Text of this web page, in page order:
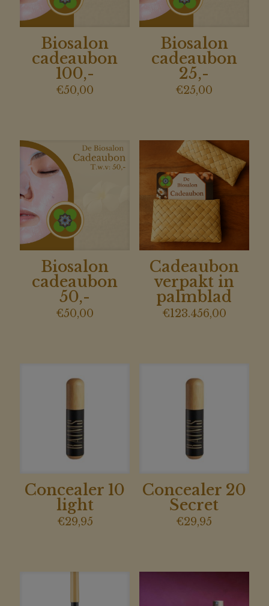
Biosalon
cadeaubon
100,-
€50,00
Biosalon
cadeaubon
25,-
€25,00
Biosalon
cadeaubon
50,-
€50,00
Cadeaubon
verpakt in
palmblad
€123.456,00
Concealer 10
light
€29,95
Concealer 20
Secret
€29,95